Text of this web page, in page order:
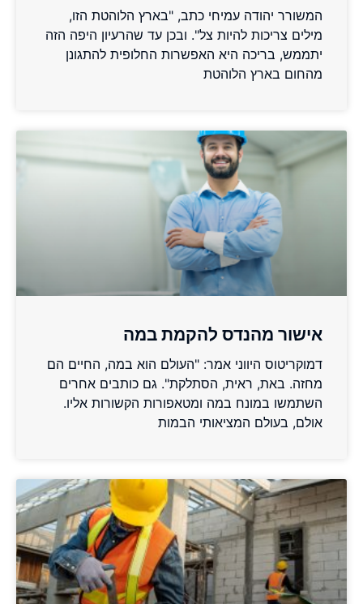
המשורר יהודה עמיחי כתב, "בארץ הלוהטת הזו,
מילים צריכות להיות צל". ובכן עד שהרעיון היפה הזה
יתממש, בריכה היא האפשרות החלופית להתגונן
מהחום בארץ הלוהטת
אישור מהנדס להקמת במה
דמוקריטוס היווני אמר: "העולם הוא במה, החיים הם
מחזה. באת, ראית, הסתלקת". גם כותבים אחרים
השתמשו במונח במה ומטאפורות הקשורות אליו.
אולם, בעולם המציאותי הבמות